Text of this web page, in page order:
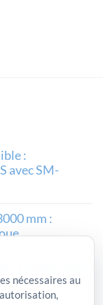
:
avec SM-
mm :
et EP500 avec
nécessaires au